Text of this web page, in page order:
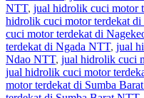
NTT, jual hidrolik cuci motor
hidrolik cuci motor terdekat
cuci motor terdekat di
terdekat di Ngada NTT, jual
Ndao NTT, jual hidrolik cuci
jual hidrolik cuci motor
motor terdekat di Sumba